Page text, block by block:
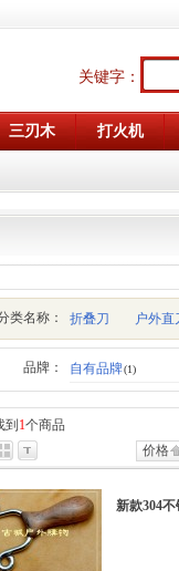
关键字：
三刃木 打火机
类名称： 折叠刀 户外直
品牌： 自有品牌(1)
到 1个商品
价格
新款304